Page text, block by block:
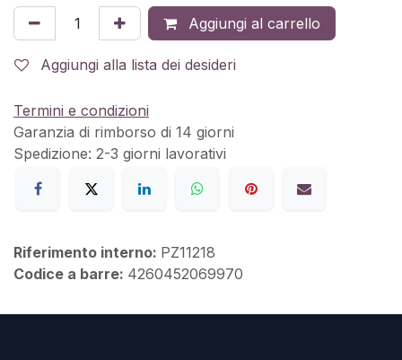
Aggiungi al carrello
Aggiungi alla lista dei desideri
Termini e condizioni
Garanzia di rimborso di 14 giorni
Spedizione: 2-3 giorni lavorativi
Riferimento interno: PZ11218
Codice a barre: 4260452069970